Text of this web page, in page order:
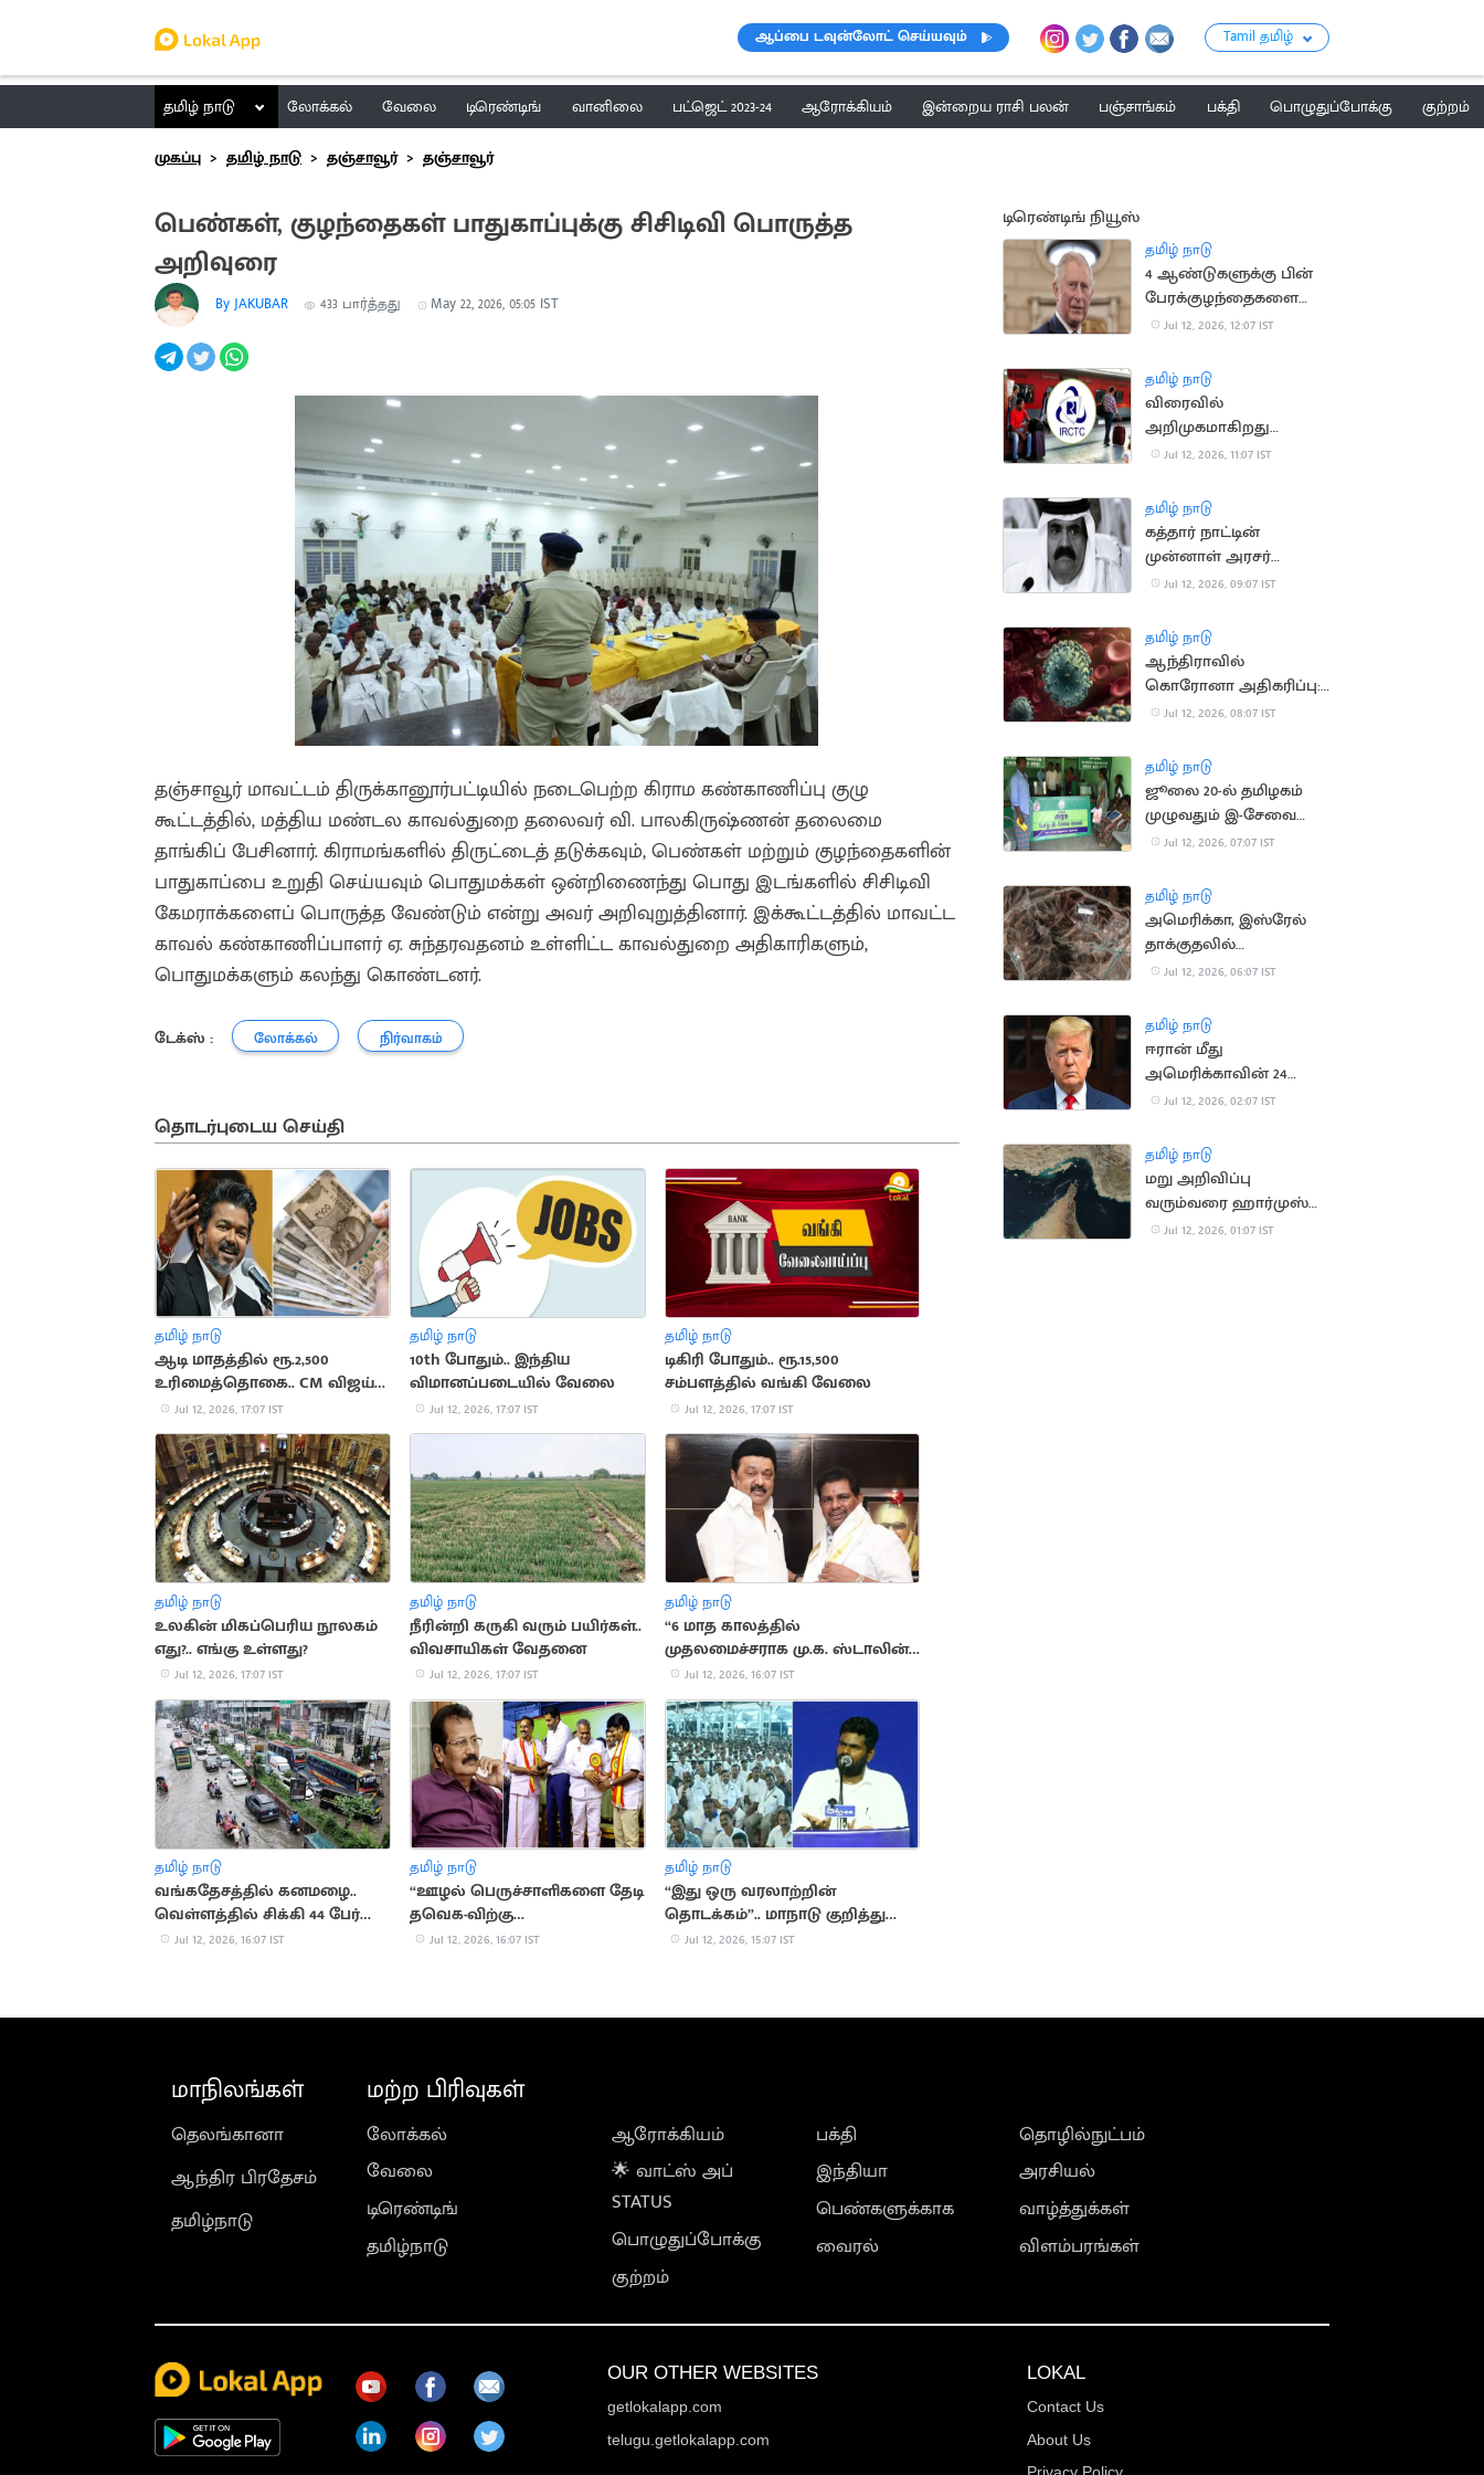
ஆப்பை டவுன்லோட் செய்யவும் Tamil தமிழ்
தமிழ் நாடு லோக்கல் வேலை டிரெண்டிங் வானிலை பட்ஜெட் 2023-24 ஆரோக்கியம் இன்றைய ராசி பலன் பஞ்சாங்கம் பக்தி பொழுதுப்போக்கு
குற்றம்
முகப்பு
தமிழ் நாடு தஞ்சாவூர் தஞ்சாவூர்
பெண்கள், குழந்தைகள் பாதுகாப்புக்கு சிசிடிவி பொருத்த
அறிவுரை
By JAKUBAR 433 பார்த்தது May 22, 2026, 05:05 IST
தஞ்சாவூர் மாவட்டம் திருக்கானூர்பட்டியில் நடைபெற்ற கிராம கண்காணிப்பு குழு
கூட்டத்தில், மத்திய மண்டல காவல்துறை தலைவர் வி. பாலகிருஷ்ணன் தலைமை
தாங்கிப் பேசினார். கிராமங்களில் திருட்டைத் தடுக்கவும், பெண்கள் மற்றும் குழந்தைகளின்
பாதுகாப்பை உறுதி செய்யவும் பொதுமக்கள் ஒன்றிணைந்து பொது இடங்களில் சிசிடிவி
கேமராக்களைப் பொருத்த வேண்டும் என்று அவர் அறிவுறுத்தினார். இக்கூட்டத்தில் மாவட்ட
காவல் கண்காணிப்பாளர் ஏ. சுந்தரவதனம் உள்ளிட்ட காவல்துறை அதிகாரிகளும்,
பொதுமக்களும் கலந்து கொண்டனர்.
டேக்ஸ் : லோக்கல் நிர்வாகம்
தொடர்புடைய செய்தி
தமிழ் நாடு
ஆடி மாதத்தில் ரூ.2,500
உரிமைத்தொகை.. CM விஜய்
எடுக்கும் முடிவு
Jul 12, 2026, 17:07 IST
தமிழ் நாடு
10th போதும்.. இந்திய
விமானப்படையில் வேலை
Jul 12, 2026, 17:07 IST
தமிழ் நாடு
டிகிரி போதும்.. ரூ.15,500
சம்பளத்தில் வங்கி வேலை
Jul 12, 2026, 17:07 IST
தமிழ் நாடு
உலகின் மிகப்பெரிய நூலகம்
எது?.. எங்கு உள்ளது?
Jul 12, 2026, 17:07 IST
தமிழ் நாடு
நீரின்றி கருகி வரும் பயிர்கள்..
விவசாயிகள் வேதனை
Jul 12, 2026, 17:07 IST
தமிழ் நாடு
“6 மாத காலத்தில்
முதலமைச்சராக மு.க. ஸ்டாலின்
வருவார்”.. அனிதா
ராதாகிருஷ்ணன்
Jul 12, 2026, 16:07 IST
தமிழ் நாடு
வங்கதேசத்தில் கனமழை..
வெள்ளத்தில் சிக்கி 44 பேர்
பலிJul 12, 2026, 16:07 IST
தமிழ் நாடு
“ஊழல் பெருச்சாளிகளை தேடி
தவெக-விற்கு
இழுக்கிறார்கள்”..
Jul 12, 2026, 16:07 IST
தமிழ் நாடு
“இது ஒரு வரலாற்றின்
தொடக்கம்”.. மாநாடு குறித்து
அண்ணாமலை பதிவு
Jul 12, 2026, 15:07 IST
டிரெண்டிங் நியூஸ்
தமிழ் நாடு
4 ஆண்டுகளுக்கு பின்
பேரக்குழந்தைகளை
சந்தித்த இங்கிலாந்து
Jul 12, 2026, 12:07 IST
தமிழ் நாடு
விரைவில்
அறிமுகமாகிறது
மேம்படுத்தப்பட்ட புதிய
இணையதளம்
Jul 12, 2026, 11:07 IST
தமிழ் நாடு
கத்தார் நாட்டின்
முன்னாள் அரசர்
காலமானார்
Jul 12, 2026, 09:07 IST
தமிழ் நாடு
ஆந்திராவில்
கொரோனா அதிகரிப்பு:
சுகாதாரத் துறைக்கு
Jul 12, 2026, 08:07 IST
தமிழ் நாடு
ஜூலை 20-ல் தமிழகம்
முழுவதும் இ-சேவை
மையங்கள் மூடல்
Jul 12, 2026, 07:07 IST
தமிழ் நாடு
அமெரிக்கா, இஸ்ரேல்
தாக்குதலில்
சேதமடைந்த அணுசக்தி
ஈரான்
Jul 12, 2026, 06:07 IST
தமிழ் நாடு
ஈரான் மீது
அமெரிக்காவின் 24
மணி நேர கெடு;
சதித்திட்டம்?
Jul 12, 2026, 02:07 IST
தமிழ் நாடு
மறு அறிவிப்பு
வரும்வரை ஹார்முஸ்
நீரிணையை மூடிய
Jul 12, 2026, 01:07 IST
மாநிலங்கள்
தெலங்கானா
ஆந்திர பிரதேசம்
தமிழ்நாடு
மற்ற பிரிவுகள்
லோக்கல்
வேலை
டிரெண்டிங்
தமிழ்நாடு
ஆரோக்கியம்
🌟 வாட்ஸ் அப்
STATUS
பொழுதுப்போக்கு
குற்றம்
பக்தி
இந்தியா
பெண்களுக்காக
வைரல்
தொழில்நுட்பம்
அரசியல்
வாழ்த்துக்கள்
விளம்பரங்கள்
OUR OTHER WEBSITES
getlokalapp.com
telugu.getlokalapp.com
LOKAL
Contact Us
About Us